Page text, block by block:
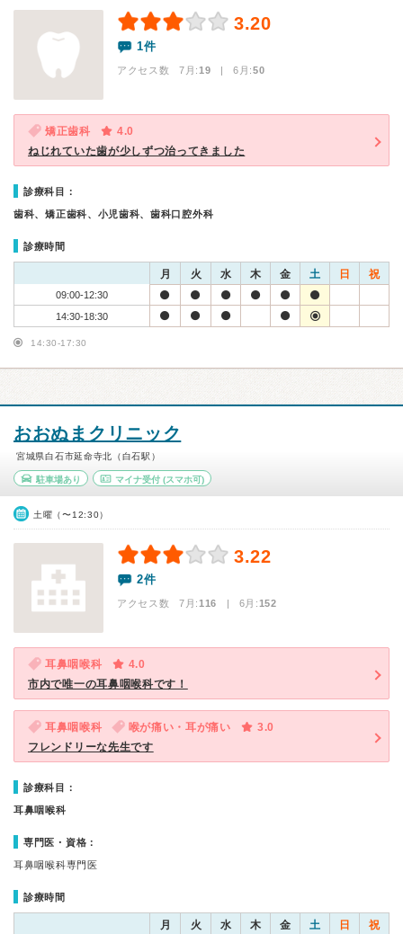
3.20
1件
アクセス数 7月:19 | 6月:50
矯正歯科
4.0
ねじれていた歯が少しずつ治ってきました
診療科目：
歯科、矯正歯科、小児歯科、歯科口腔外科
診療時間
月 火 水 木 金 土 日 祝
09:00-12:30
14:30-18:30
14:30-17:30
おおぬまクリニック
宮城県白石市延命寺北（白石駅）
駐車場あり マイナ受付(スマホ可)
土曜（〜12:30）
3.22
2件
アクセス数 7月:116 | 6月:152
耳鼻咽喉科
4.0
市内で唯一の耳鼻咽喉科です！
耳鼻咽喉科 喉が痛い・耳が痛い
3.0
フレンドリーな先生です
診療科目：
耳鼻咽喉科
専門医・資格：
耳鼻咽喉科専門医
診療時間
月 火 水 木 金 土 日 祝